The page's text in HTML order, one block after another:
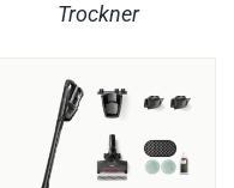
Trockner